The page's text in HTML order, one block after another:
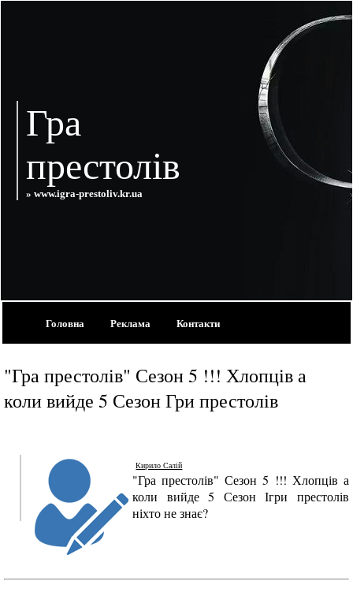
Гра
престолів
» www.igra-prestoliv.kr.ua
Головна Реклама Контакти
"Гра престолів" Сезон 5 !!! Хлопців а
коли вийде 5 Сезон Гри престолів
Кирило Салій
"Гра престолів" Сезон 5 !!! Хлопців а
коли вийде 5 Сезон Ігри престолів
ніхто не знає?